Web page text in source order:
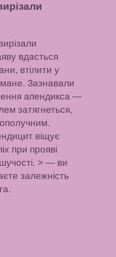
вдасться
втілити у
Зазнавали
апендикса —
затягнеться,
віщує
при прояві
> — ви
залежність